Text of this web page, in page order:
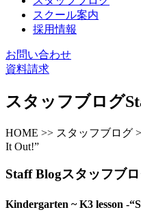
スクール案内
採用情報
お問い合わせ
資料請求
スタッフブログ
HOME >> スタッフブログ
It Out!”
Staff Blogスタッフブ
Kindergarten ~ K3 lesson -